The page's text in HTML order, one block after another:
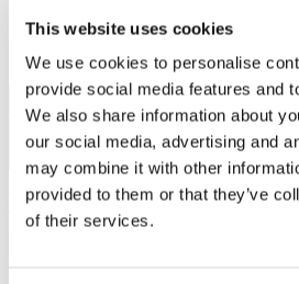
This website uses cookies
We use cookies to personalise
provide social media features and
We also share information about
our social media, advertising and
may combine it with other
provided to them or that they’ve
of their services.
Ostatní doplňky
VŠECHNY PRODUKTY
Menu
Menu
Poradna/
Dotaz 117